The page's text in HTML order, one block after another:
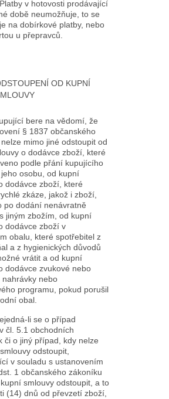
v hotovosti prodávající
době neumožňuje, to se
na dobírkové platby, nebo
u přepravců.
OD KUPNÍ
bere na vědomí, že
§ 1837 občanského
mimo jiné odstoupit od
o dodávce zboží, které
podle přání kupujícího
osobu, od kupní
dodávce zboží, které
zkáze, jakož i zboží,
po dodání nenávratně
jiným zbožím, od kupní
dodávce zboží v
obalu, které spotřebitel z
a z hygienických důvodů
vrátit a od kupní
dodávce zvukové nebo
nahrávky nebo
programu, pokud porušil
obal.
li se o případ
čl. 5.1 obchodních
či o jiný případ, kdy nelze
odstoupit,
v souladu s ustanovením
1 občanského zákoníku
smlouvy odstoupit, a to
(14) dnů od převzetí zboží,